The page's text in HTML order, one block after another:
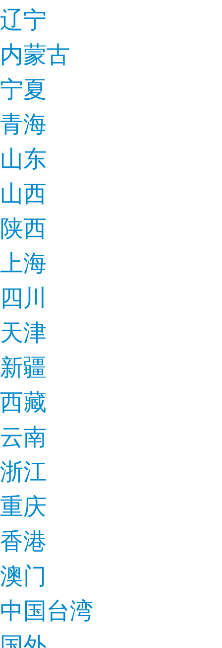
辽宁
内蒙古
宁夏
青海
山东
山西
陕西
上海
四川
天津
新疆
西藏
云南
浙江
重庆
香港
澳门
中国台湾